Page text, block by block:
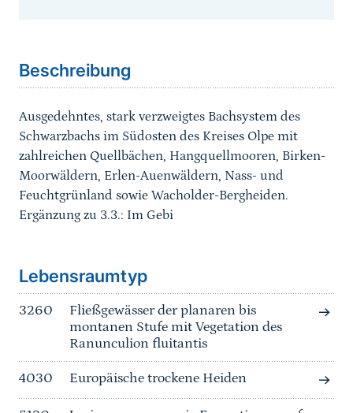
Beschreibung
Ausgedehntes, stark verzweigtes Bachsystem des
Schwarzbachs im Südosten des Kreises Olpe mit
zahlreichen Quellbächen, Hangquellmooren, Birken-
Moorwäldern, Erlen-Auenwäldern, Nass- und
Feuchtgrünland sowie Wacholder-Bergheiden.
Ergänzung zu 3.3.: Im Gebi
Lebensraumtyp
3260
Fließgewässer der planaren bis
montanen Stufe mit Vegetation des
Ranunculion fluitantis
4030 Europäische trockene Heiden